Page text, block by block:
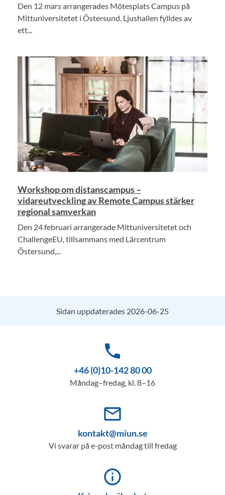
Den 12 mars arrangerades Mötesplats Campus på
Mittuniversitetet i Östersund. Ljushallen fylldes av
ett...
Workshop om distanscampus –
vidareutveckling av Remote Campus stärker
regional samverkan
Den 24 februari arrangerade Mittuniversitetet och
ChallengeEU, tillsammans med Lärcentrum
Östersund,...
Sidan uppdaterades 2026-06-25
phone
+46 (0)10-142 80 00
Måndag–fredag, kl. 8–16
mail_outline
kontakt@miun.se
Vi svarar på e-post måndag till fredag
info_outline